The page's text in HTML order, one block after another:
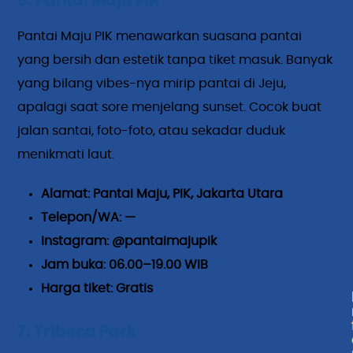
Pantai Maju PIK menawarkan suasana pantai
yang bersih dan estetik tanpa tiket masuk. Banyak
yang bilang vibes-nya mirip pantai di Jeju,
apalagi saat sore menjelang sunset. Cocok buat
jalan santai, foto-foto, atau sekadar duduk
menikmati laut.
Alamat: Pantai Maju, PIK, Jakarta Utara
Telepon/WA: —
Instagram: @pantaimajupik
Jam buka: 06.00–19.00 WIB
Harga tiket: Gratis